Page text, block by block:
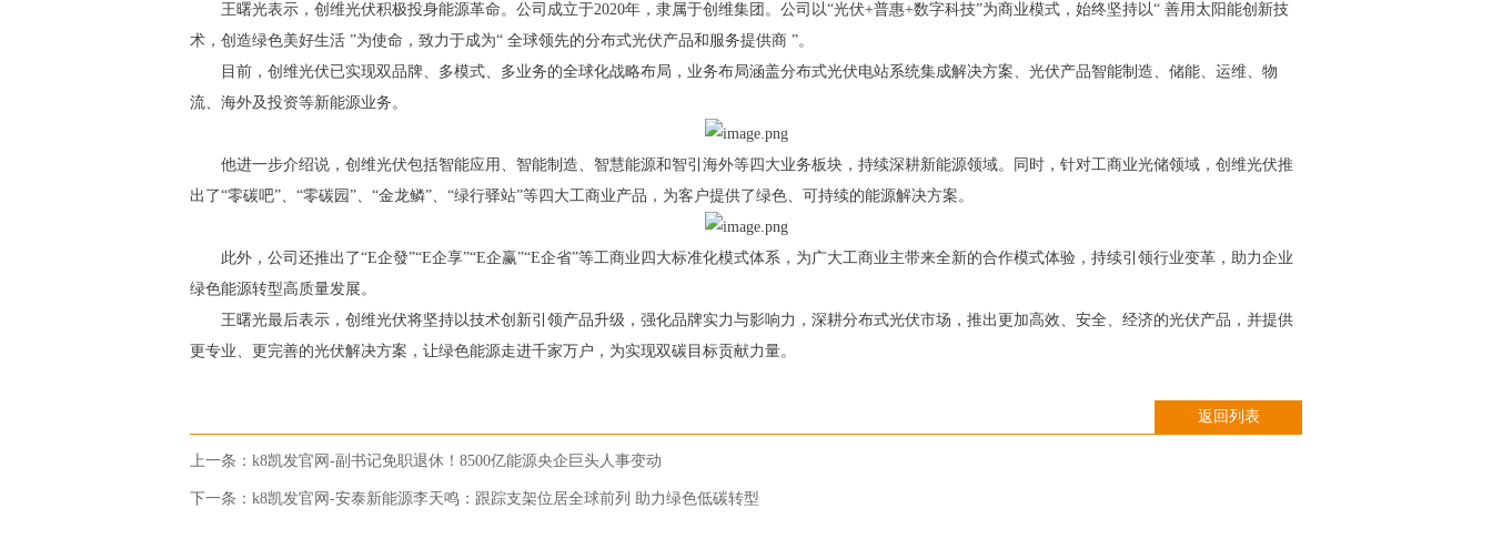
王曙光表示，创维光伏积极投身能源革命。公司成立于2020年，隶属于创维集团。公司以“光伏+普惠+数字科技”为商业模式，始终坚持以“ 善用太阳能创新技
术，创造绿色美好生活 ”为使命，致力于成为“ 全球领先的分布式光伏产品和服务提供商 ”。
目前，创维光伏已实现双品牌、多模式、多业务的全球化战略布局，业务布局涵盖分布式光伏电站系统集成解决方案、光伏产品智能制造、储能、运维、物
流、海外及投资等新能源业务。
他进一步介绍说，创维光伏包括智能应用、智能制造、智慧能源和智引海外等四大业务板块，持续深耕新能源领域。同时，针对工商业光储领域，创维光伏推
出了“零碳吧”、“零碳园”、“金龙鳞”、“绿行驿站”等四大工商业产品，为客户提供了绿色、可持续的能源解决方案。
此外，公司还推出了“E企發”“E企享”“E企赢”“E企省”等工商业四大标准化模式体系，为广大工商业主带来全新的合作模式体验，持续引领行业变革，助力企业
绿色能源转型高质量发展。
王曙光最后表示，创维光伏将坚持以技术创新引领产品升级，强化品牌实力与影响力，深耕分布式光伏市场，推出更加高效、安全、经济的光伏产品，并提供
更专业、更完善的光伏解决方案，让绿色能源走进千家万户，为实现双碳目标贡献力量。
返回列表
上一条： k8凯发官网-副书记免职退休！8500亿能源央企巨头人事变动
下一条： k8凯发官网-安泰新能源李天鸣：跟踪支架位居全球前列 助力绿色低碳转型